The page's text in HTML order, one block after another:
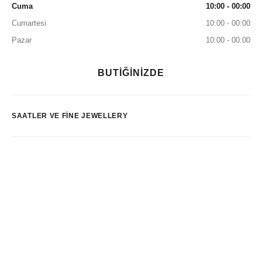
Cuma
10:00 - 00:00
Cumartesi
10:00 - 00:00
Pazar
10:00 - 00:00
BUTİĞİNİZDE
SAATLER VE FINE JEWELLERY